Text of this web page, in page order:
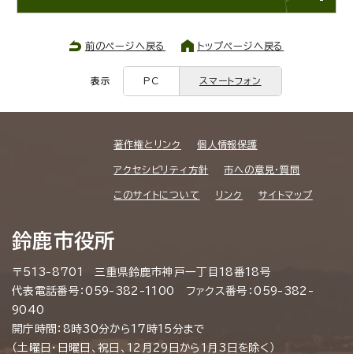
前のページへ戻る トップページへ戻る
表示 PC スマートフォン
著作権とリンク 個人情報保護
アクセシビリティ方針 市への意見・質問
このサイトについて リンク サイトマップ
鈴鹿市役所
〒513-8701 三重県鈴鹿市神戸一丁目18番18号
代表電話番号：059-382-1100 ファクス番号：059-382-
9040
開庁時間：8時30分から17時15分まで
（土曜日・日曜日、祝日、12月29日から1月3日を除く）